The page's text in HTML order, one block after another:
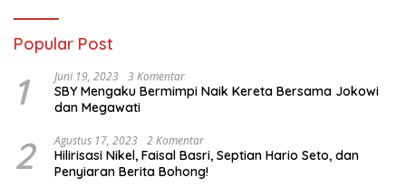
Popular Post
1 Juni 19, 2023 3 Komentar
SBY Mengaku Bermimpi Naik Kereta Bersama Jokowi
dan Megawati
2 Agustus 17, 2023 2 Komentar
Hilirisasi Nikel, Faisal Basri, Septian Hario Seto, dan
Penyiaran Berita Bohong!